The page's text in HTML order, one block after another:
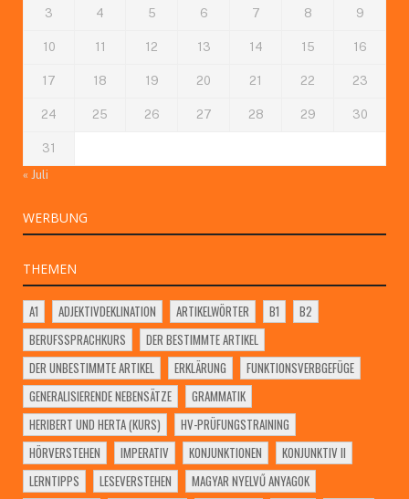
3 4 5 6 7 8 9
10 11 12 13 14 15 16
17 18 19 20 21 22 23
24 25 26 27 28 29 30
31
« Juli
WERBUNG
THEMEN
A1 ADJEKTIVDEKLINATION ARTIKELWÖRTER B1
B2
BERUFSSPRACHKURS
DER BESTIMMTE ARTIKEL
DER UNBESTIMMTE ARTIKEL
ERKLÄRUNG
FUNKTIONSVERBGEFÜGE
GENERALISIERENDE NEBENSÄTZE
GRAMMATIK
HERIBERT UND HERTA (KURS)
HV-PRÜFUNGSTRAINING
HÖRVERSTEHEN
IMPERATIV KONJUNKTIONEN
KONJUNKTIV II
LERNTIPPS
LESEVERSTEHEN
MAGYAR NYELVŰ ANYAGOK